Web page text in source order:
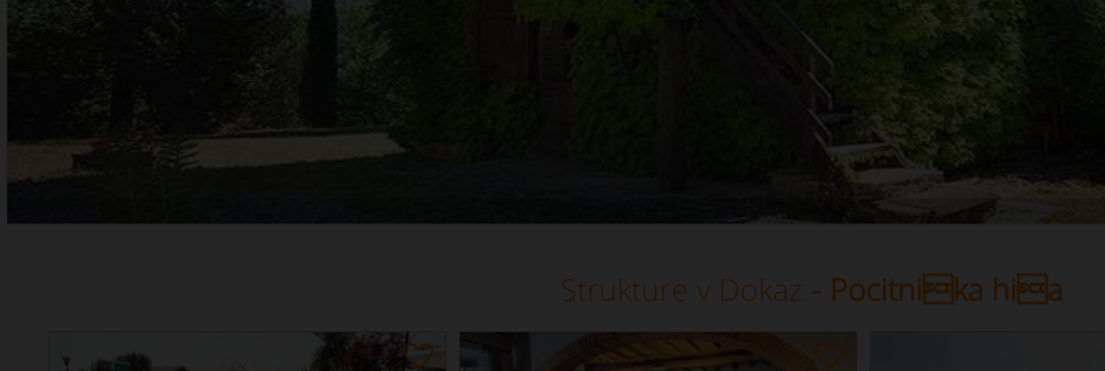
Strukture v Dokaz - Pocitnika hia